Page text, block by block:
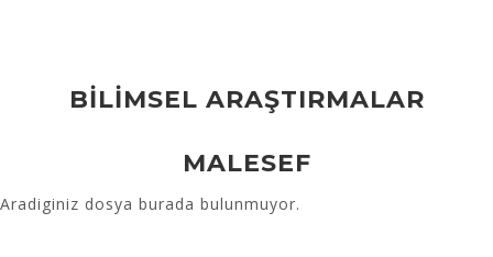
BİLİMSEL ARAŞTIRMALAR
MALESEF
Aradiginiz dosya burada bulunmuyor.